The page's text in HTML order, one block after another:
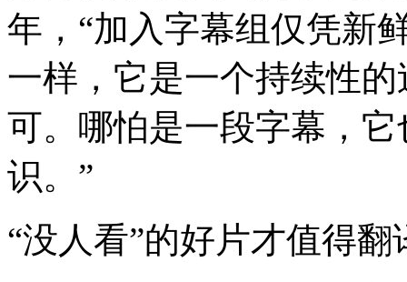
年，“加入字幕组仅凭新
一样，它是一个持续性
可。哪怕是一段字幕，
识。”
“没人看”的好片才值得翻